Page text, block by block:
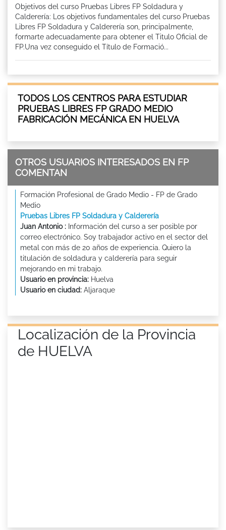
Objetivos del curso Pruebas Libres FP Soldadura y
Calderería: Los objetivos fundamentales del curso Pruebas
Libres FP Soldadura y Calderería son, principalmente,
formarte adecuadamente para obtener el Titulo Oficial de
FP.Una vez conseguido el Título de Formació...
TODOS LOS CENTROS PARA ESTUDIAR
PRUEBAS LIBRES FP GRADO MEDIO
FABRICACIÓN MECÁNICA EN HUELVA
OTROS USUARIOS INTERESADOS EN FP
COMENTAN
Formación Profesional de Grado Medio - FP de Grado
Medio
Pruebas Libres FP Soldadura y Calderería
Juan Antonio : Información del curso a ser posible por
correo electrónico. Soy trabajador activo en el sector del
metal con más de 20 años de experiencia. Quiero la
titulación de soldadura y calderería para seguir
mejorando en mi trabajo.
Usuario en provincia: Huelva
Usuario en ciudad: Aljaraque
Localización de la Provincia
de HUELVA